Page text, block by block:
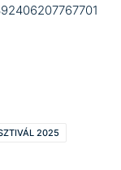
2025